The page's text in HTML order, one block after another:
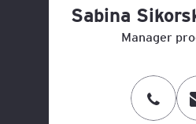
Sabina
Manager